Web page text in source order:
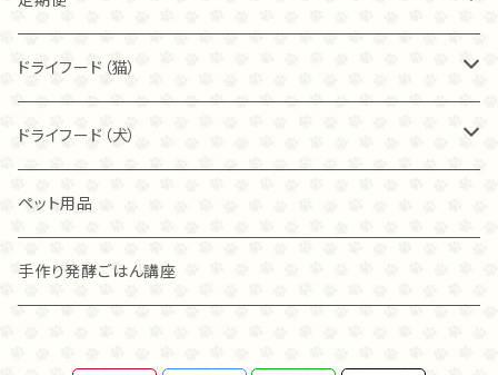
開催日までに、メールにて当日のURLとテキストをお送
80ｇ
40ｇ
80ｇ
フィッシュ
カンガルー
フリーズドライ
麹ナチュラルチキン（80ｇ）
麹ナチュラルチキン（40ｇ）
麹ナチュラルチキン
麹ナチュラルカンガルー
グラスフェッド麴トライプ
ドライフード（猫）
ブリスミックス
チキン
アレヴァ
ラム
アカナ
ドライフード（犬）
アカナ
アレヴァ
ペット用品
手作り発酵ごはん講座